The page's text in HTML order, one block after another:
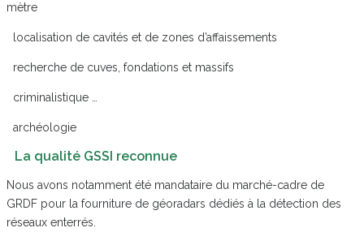
mètre
localisation de cavités et de zones d’affaissements
recherche de cuves, fondations et massifs
criminalistique …
archéologie
La qualité GSSI reconnue
Nous avons notamment été mandataire du marché-cadre de
GRDF pour la fourniture de géoradars dédiés à la détection des
réseaux enterrés.